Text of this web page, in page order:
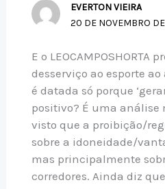
EVERTON VIEIRA
20 DE NOVEMBRO
E o LEOCAMPOSHORTA
desserviço ao esporte
é datada só porque
positivo? É uma
visto que a proibição/
sobre a idoneidade/
mas principalmente
corredores. Ainda diz